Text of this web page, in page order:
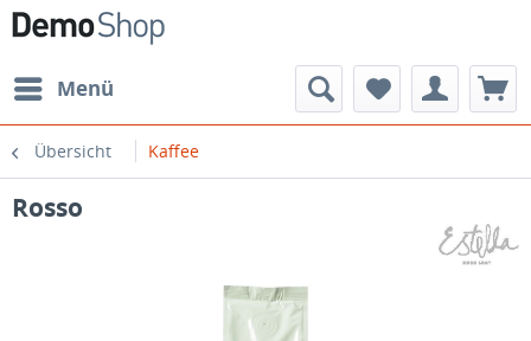
Menü
Übersicht Kaffee
Rosso